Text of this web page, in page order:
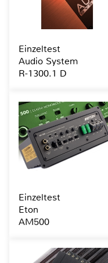
Einzeltest
Audio System
R-1300.1 D
Einzeltest
Eton
AM500